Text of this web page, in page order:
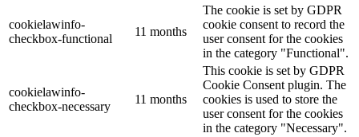
cookielawinfo-
checkbox-functional
11 months
The cookie is set by GDPR
cookie consent to record the
user consent for the cookies
in the category "Functional".
cookielawinfo-
checkbox-necessary
11 months
This cookie is set by GDPR
Cookie Consent plugin. The
cookies is used to store the
user consent for the cookies
in the category "Necessary".